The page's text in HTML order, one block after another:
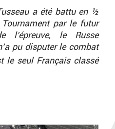
a été battu en ½
par le futur
l’épreuve, le Russe
pu disputer le combat
le seul Français classé